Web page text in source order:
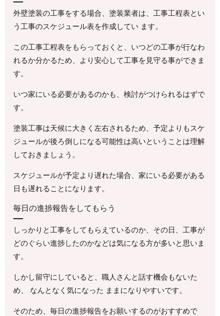
外壁塗装の工事をする場合、塗装業者は、工事工程表とい
う工事のスケジュール表を作成してい ます。
この工事工程表をもらっておくと、いつどの工事が行なわ
れるか分かるため、より安心して工事を見守る事ができま
す。
いつ家にいる必要があるのかも、検討がつけられるはずで
す。
塗装工事は天候に大きく左右されるため、予定よりもスケ
ジュールが後ろ倒しになる可能性は高いということは理解
しておきましょう。
スケジュールが予定より遅れた場合、家にいる必要がある
日も遅れることになります。
毎日の進捗報告をしてもらう
しっかりと工事をしてもらえているのか、その日、工事が
どのぐらい進捗したのかなどは気になる方が多いと思いま
す。
しかし留守にしていると、職人さんと話す機会もないた
め、 なんとなく気になった ままになりやすいです。
そのため、毎日の進捗報告をお願いするのがおすすめで